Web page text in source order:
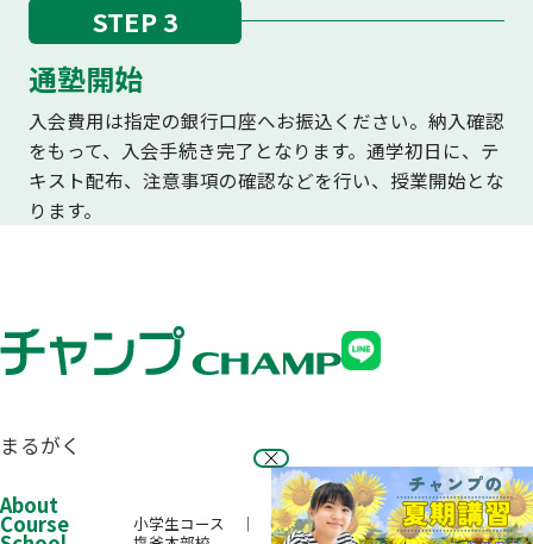
STEP 3
通塾開始
入会費用は指定の銀行口座へお振込ください。納入確認
をもって、入会手続き完了となります。通学初日に、テ
キスト配布、注意事項の確認などを行い、授業開始とな
ります。
まるがく
About
Course 小学生コース 中学生コース 高校生コース